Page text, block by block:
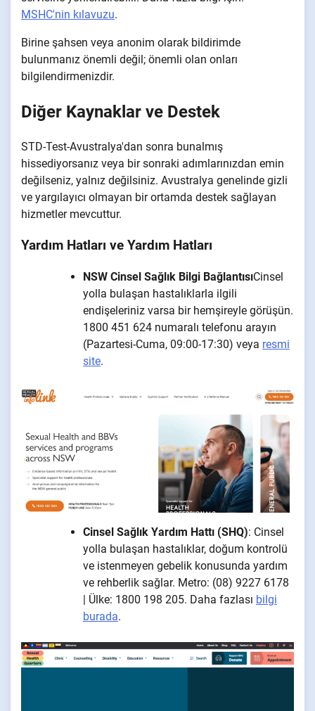
MSHC'nin kılavuzu.
Birine şahsen veya anonim olarak bildirimde
bulunmanız önemli değil; önemli olan onları
bilgilendirmenizdir.
Diğer Kaynaklar ve Destek
STD-Test-Avustralya'dan sonra bunalmış
hissediyorsanız veya bir sonraki adımlarınızdan emin
değilseniz, yalnız değilsiniz. Avustralya genelinde gizli
ve yargılayıcı olmayan bir ortamda destek sağlayan
hizmetler mevcuttur.
Yardım Hatları ve Yardım Hatları
NSW Cinsel Sağlık Bilgi BağlantısıCinsel
yolla bulaşan hastalıklarla ilgili
endişeleriniz varsa bir hemşireyle görüşün.
1800 451 624 numaralı telefonu arayın
(Pazartesi-Cuma, 09:00-17:30) veya resmi
site.
Cinsel Sağlık Yardım Hattı (SHQ): Cinsel
yolla bulaşan hastalıklar, doğum kontrolü
ve istenmeyen gebelik konusunda yardım
ve rehberlik sağlar. Metro: (08) 9227 6178
| Ülke: 1800 198 205. Daha fazlası bilgi
burada.